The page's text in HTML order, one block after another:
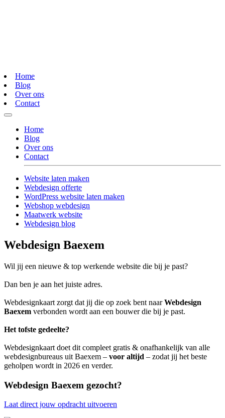
Home
Blog
Over ons
Contact
Home
Blog
Over ons
Contact
Website laten maken
Webdesign offerte
WordPress website laten maken
Webshop webdesign
Maatwerk website
Webdesign blog
Webdesign Baexem
Wil jij een nieuwe & top werkende website die bij je past?
Dan ben je aan het juiste adres.
Webdesignkaart zorgt dat jij die op zoek bent naarWebdesign
Baexem verbonden wordt aan een bouwer die bij je past.
Het tofste gedeelte?
Webdesignkaart doet dit compleet gratis & onafhankelijk van alle
webdesignbureaus uit Baexem – voor altijd – zodat jij het beste
geholpen wordt in 2026 en verder.
Webdesign Baexem gezocht?
Laat direct jouw opdracht uitvoeren